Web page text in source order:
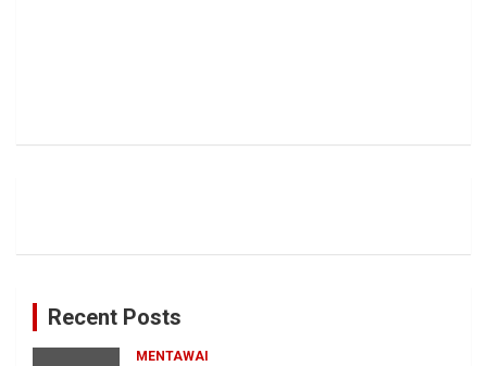
Recent Posts
MENTAWAI